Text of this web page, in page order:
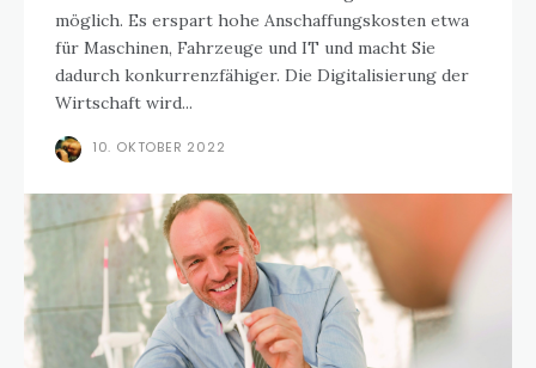
möglich. Es erspart hohe Anschaffungskosten etwa
für Maschinen, Fahrzeuge und IT und macht Sie
dadurch konkurrenzfähiger. Die Digitalisierung der
Wirtschaft wird...
10. OKTOBER 2022